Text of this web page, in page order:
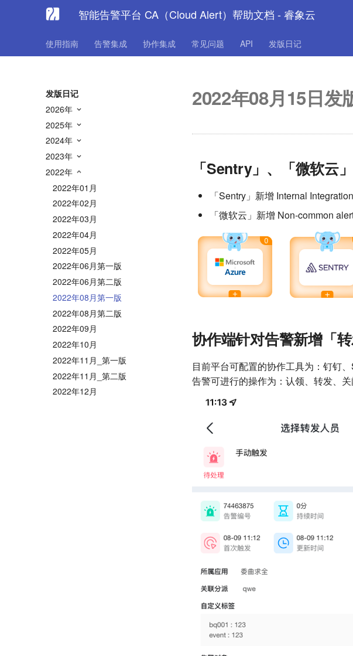
智能告警平台 CA（Cloud Alert）帮助文档 - 睿象云
使用指南 告警集成 协作集成 常见问题 API 发版日记
发版日记
2026年
2025年
2024年
2023年
2022年
2022年01月
2022年02月
2022年03月
2022年04月
2022年05月
2022年06月第一版
2022年06月第二版
2022年08月第一版
2022年08月第二版
2022年09月
2022年10月
2022年11月_第一版
2022年11月_第二版
2022年12月
2022年08月15日发
「Sentry」、「微软云
「Sentry」新增 Internal
「微软云」新增 Non-common
协作端针对告警新增「
目前平台可配置的协作工具为：钉钉
告警可进行的操作为：认领、转发、